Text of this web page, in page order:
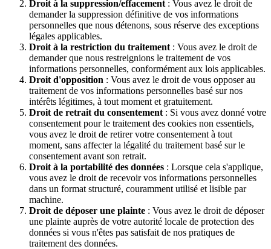
Droit à la suppression/effacement : Vous avez le droit de
demander la suppression définitive de vos informations
personnelles que nous détenons, sous réserve des exceptions
légales applicables.
Droit à la restriction du traitement : Vous avez le droit de
demander que nous restreignions le traitement de vos
informations personnelles, conformément aux lois applicables.
Droit d'opposition : Vous avez le droit de vous opposer au
traitement de vos informations personnelles basé sur nos
intérêts légitimes, à tout moment et gratuitement.
Droit de retrait du consentement : Si vous avez donné votre
consentement pour le traitement des cookies non essentiels,
vous avez le droit de retirer votre consentement à tout
moment, sans affecter la légalité du traitement basé sur le
consentement avant son retrait.
Droit à la portabilité des données : Lorsque cela s'applique,
vous avez le droit de recevoir vos informations personnelles
dans un format structuré, couramment utilisé et lisible par
machine.
Droit de déposer une plainte : Vous avez le droit de déposer
une plainte auprès de votre autorité locale de protection des
données si vous n'êtes pas satisfait de nos pratiques de
traitement des données.